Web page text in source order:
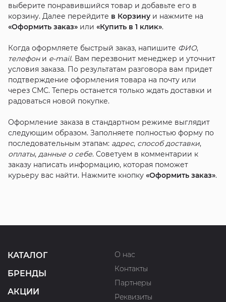
выберите понравившийся товар и добавьте его в
корзину. Далее перейдите в Корзинуи нажмите на
«Оформить заказ»или «Купить в 1 клик».
Когда оформляете быстрый заказ, напишите ФИО,
телефони e-mail. Вам перезвонит менеджер и уточнит
условия заказа. По результатам разговора вам придет
подтверждение оформления товара на почту или
через СМС. Теперь останется только ждать доставки и
радоваться новой покупке.
Оформление заказа в стандартном режиме выглядит
следующим образом. Заполняете полностью форму по
последовательным этапам: адрес, способ доставки,
оплаты, данные о себе. Советуем в комментарии к
заказу написать информацию, которая поможет
курьеру вас найти. Нажмите кнопку «Оформить заказ».
КАТАЛОГ
БРЕНДЫ
АКЦИИ
О нас
Контакты
Партнеры
Реквизиты